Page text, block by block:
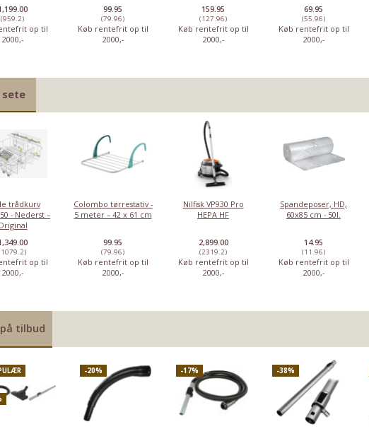
(959.2)
op til
2000,-
99.95
(79.96)
Køb rentefrit op til
2000,-
159.95
(127.96)
Køb rentefrit op til
2000,-
69.95
(55.96)
Køb rentefrit op til
2000,-
sete
trådkurv
- Nederst –
op til
2000,-
Colombo tørrestativ -
5 meter – 42 x 61 cm
99.95
(79.96)
Køb rentefrit op til
2000,-
Nilfisk VP930 Pro
HEPA HF
2,899.00
(2319.2)
Køb rentefrit op til
2000,-
Spandeposer, HD,
60x85 cm - 50l.
14.95
(11.96)
Køb rentefrit op til
2000,-
tilbud
-20% -17% -38%